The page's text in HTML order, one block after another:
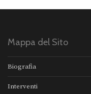
Mappa del Sito
Biografia
Interventi